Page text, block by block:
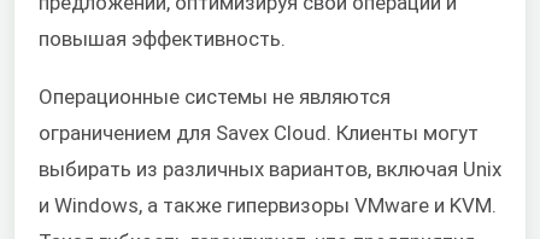
повышая эффективность.
Операционные системы не являются
ограничением для Savex Cloud. Клиенты могут
выбирать из различных вариантов, включая Unix
и Windows, а также гипервизоры VMware и KVM.